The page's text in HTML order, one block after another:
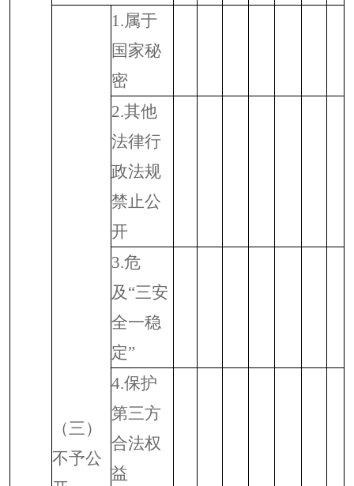
（三）
不予公
1.属于
国家秘
密
2.其他
法律行
政法规
禁止公
开
3.危
及“三安
全一稳
定”
4.保护
第三方
合法权
益